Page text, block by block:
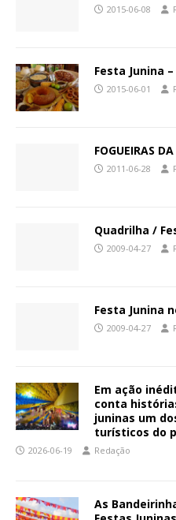
2015-06-08
Festa Junina
2015-06-01
FOGUEIRAS
2011-06-28
Quadrilha /
2009-04-27
Festa Junina
2009-04-27
Em ação
conta
juninas um
turísticos do
2026-06-19 Redação
As